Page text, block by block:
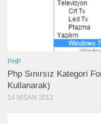
PHP
Php Sınırsız Kategori
Kullanarak)
14 NISAN 2013